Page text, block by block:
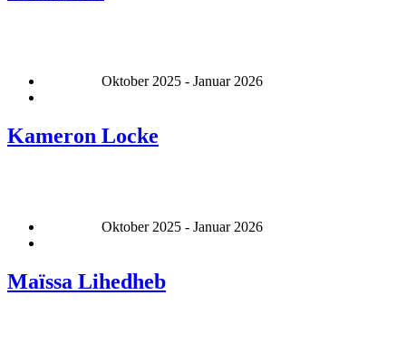
Oktober 2025 - Januar 2026
Kameron Locke
Oktober 2025 - Januar 2026
Maïssa Lihedheb